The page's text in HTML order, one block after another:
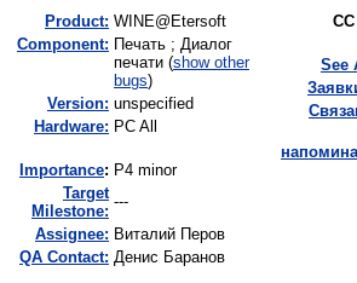
Product: WINE@Etersoft
Component: Печать ; Диалог
печати (show other
bugs)
Version: unspecified
Hardware: PC All
mportance: P4 minor
Target
Milestone:
---
Assignee: Виталий Перов
QA Contact: Денис Баранов
See